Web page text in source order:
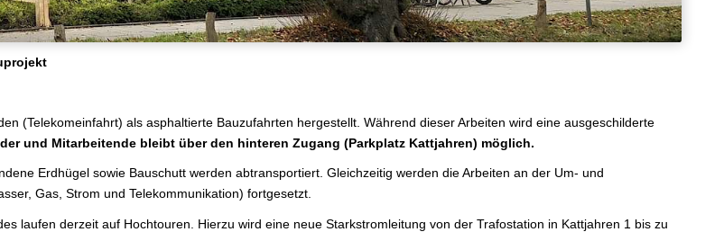
(Telekomeinfahrt) als asphaltierte Bauzufahrten hergestellt. Während dieser Arbeiten wird eine ausgeschilderte
und Mitarbeitende bleibt über den hinteren Zugang (Parkplatz Kattjahren) möglich.
Erdhügel sowie Bauschutt werden abtransportiert. Gleichzeitig werden die Arbeiten an der Um- und
Gas, Strom und Telekommunikation) fortgesetzt.
laufen derzeit auf Hochtouren. Hierzu wird eine neue Starkstromleitung von der Trafostation in Kattjahren 1 bis zu